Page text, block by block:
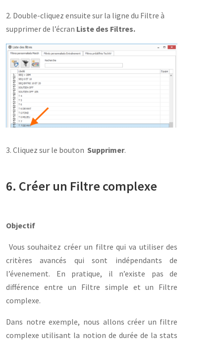
2. Double-cliquez ensuite sur la ligne du Filtre à
supprimer de l’écran Liste des Filtres.
3. Cliquez sur le bouton Supprimer.
6. Créer un Filtre complexe
Objectif
Vous souhaitez créer un filtre qui va utiliser des
critères avancés qui sont indépendants de
l’évenement. En pratique, il n’existe pas de
différence entre un Filtre simple et un Filtre
complexe.
Dans notre exemple, nous allons créer un filtre
complexe utilisant la notion de durée de la stats